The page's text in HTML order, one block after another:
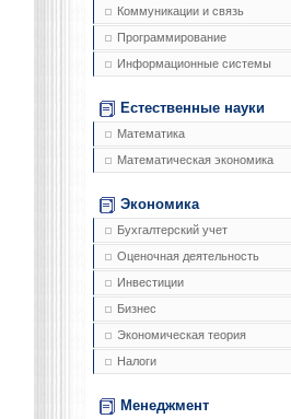
Коммуникации и связь
Программирование
Информационные системы
Естественные науки
Математика
Математическая экономика
Экономика
Бухгалтерский учет
Оценочная деятельность
Инвестиции
Бизнес
Экономическая теория
Налоги
Менеджмент